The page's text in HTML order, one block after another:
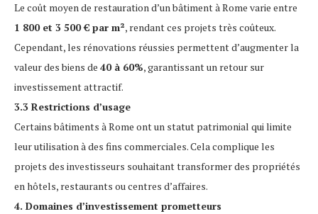
Le coût moyen de restauration d’un bâtiment à Rome varie entre
1 800 et 3 500 € par m², rendant ces projets très coûteux.
Cependant, les rénovations réussies permettent d’augmenter la
valeur des biens de 40 à 60%, garantissant un retour sur
investissement attractif.
3.3 Restrictions d’usage
Certains bâtiments à Rome ont un statut patrimonial qui limite
leur utilisation à des fins commerciales. Cela complique les
projets des investisseurs souhaitant transformer des propriétés
en hôtels, restaurants ou centres d’affaires.
4. Domaines d’investissement prometteurs